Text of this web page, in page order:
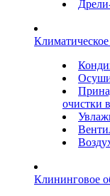
очистки
Клининговое